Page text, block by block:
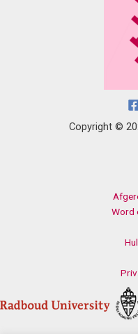
Copyright ©
Word